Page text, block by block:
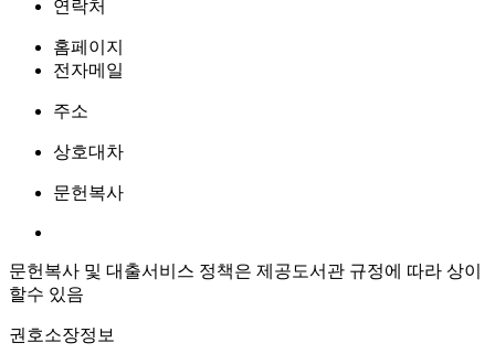
연락처
홈페이지
전자메일
주소
상호대차
문헌복사
문헌복사 및 대출서비스 정책은 제공도서관 규정에 따라 상이
할수 있음
권호소장정보